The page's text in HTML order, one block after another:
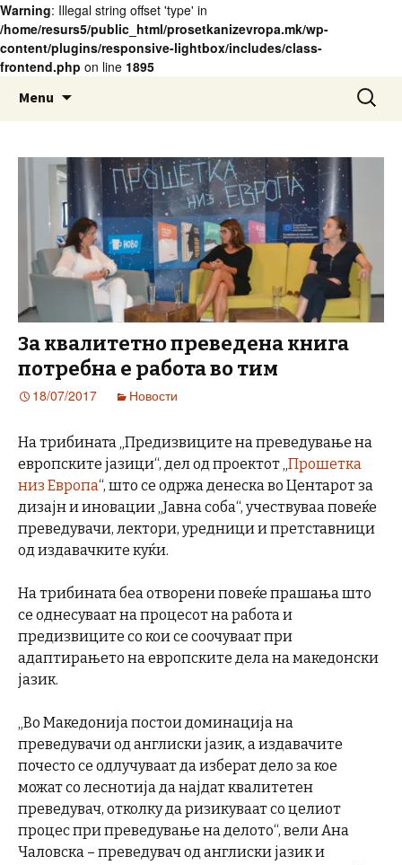
Warning: Illegal string offset 'type' in
/home/resurs5/public_html/prosetkanizevropa.mk/wp-
content/plugins/responsive-lightbox/includes/class-
frontend.php on line 1895
ПРОШЕТКА НИЗ ЕВРОПА
www.prosetkanizevropa.mk
Menu
content
Search
for:
За квалитетно преведена книга
потребна е работа во тим
18/07/2017 Новости
Нa трибината „Предизвиците на преведување на
европските јазици“, дел од проектот „ Прошетка
низ Европа“, што се одржа денеска во Центарот за
дизајн и иновации „Јавна соба“, учествуваа повеќе
преведувачи, лектори, уредници и претставници
од издавачките куќи.
На трибината беа отворени повеќе прашања што
се однесуваат на процесот на работа и
предизвиците со кои се соочуваат при
адаптирањето на европските дела на македонски
јазик.
„Во Македонија постои доминација на
преведувачи од англиски јазик, а издавачите
почесто се одлучуваат да изберат дело за кое
можат со леснотија да најдат квалитетен
преведувач, отколку да ризикуваат со целиот
процес при преведување на делото“, вели Ана
Чаловска – преведувач од англиски јазик и